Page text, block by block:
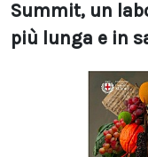
Summit, un
più lunga e in